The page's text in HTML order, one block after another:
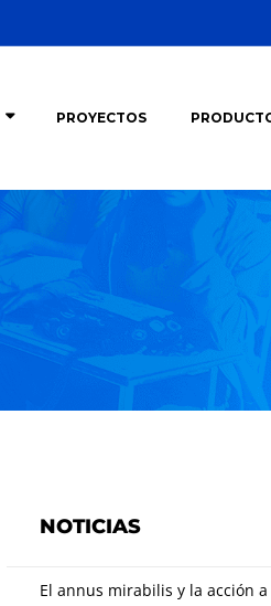
PROYECTOS
NOTICIAS
El annus mirabilis y la acción